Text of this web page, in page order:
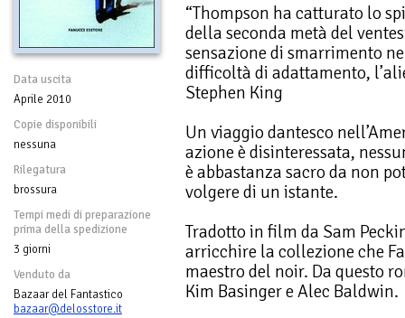
Data uscita
Aprile 2010
Copie disponibili
nessuna
Rilegatura
brossura
Tempi medi di preparazione
prima della spedizione
3 giorni
Venduto da
Bazaar del Fantastico
bazaar@delosstore.it
“Thompson ha catturato lo
della seconda metà del
sensazione di smarrimento
difficoltà di adattamento,
Stephen King
Un viaggio dantesco
azione è disinteressata,
è abbastanza sacro da non
volgere di un istante.
Tradotto in film da Sam
arricchire la collezione che
maestro del noir. Da questo
Kim Basinger e Alec Baldwin.